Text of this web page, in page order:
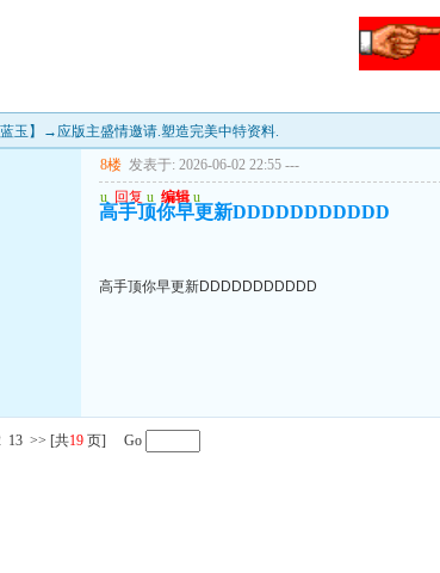
玉】→应版主盛情邀请.塑造完美中特资料.
8楼 发表于: 2026-06-02 22:55 ---
u 回复 u 编辑 u
高手顶你早更新DDDDDDDDDDD
高手顶你早更新DDDDDDDDDDD
13 >> [共19 页] Go